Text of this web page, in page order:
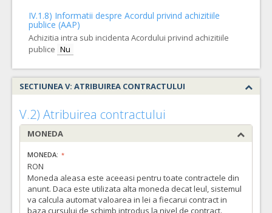
IV.1.8) Informatii despre Acordul privind achizitiile
publice (AAP)
Achizitia intra sub incidenta Acordului privind achizitiile
publice Nu
SECTIUNEA V: ATRIBUIREA CONTRACTULUI
V.2) Atribuirea contractului
MONEDA
MONEDA:
RON
Moneda aleasa este aceeasi pentru toate contractele din
anunt. Daca este utilizata alta moneda decat leul, sistemul
va calcula automat valoarea in lei a fiecarui contract in
baza cursului de schimb introdus la nivel de contract.